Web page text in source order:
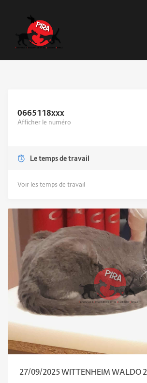
0665118xxx
Afficher le numéro
Le temps de travail
Voir les temps de travail
27/09/2025 WITTENHEIM WALDO